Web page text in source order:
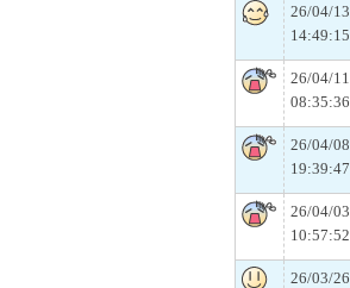
26/04/13
14:49:15
26/04/11
08:35:36
26/04/08
19:39:47
26/04/03
10:57:52
26/03/26